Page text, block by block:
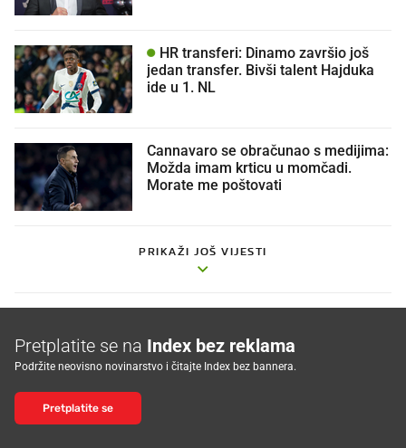
HR transferi: Dinamo završio još
jedan transfer. Bivši talent Hajduka
ide u 1. NL
Cannavaro se obračunao s medijima:
Možda imam krticu u momčadi.
Morate me poštovati
PRIKAŽI JOŠ VIJESTI
Pretplatite se na Index bez reklama
Podržite neovisno novinarstvo i čitajte Index bez bannera.
Pretplatite se